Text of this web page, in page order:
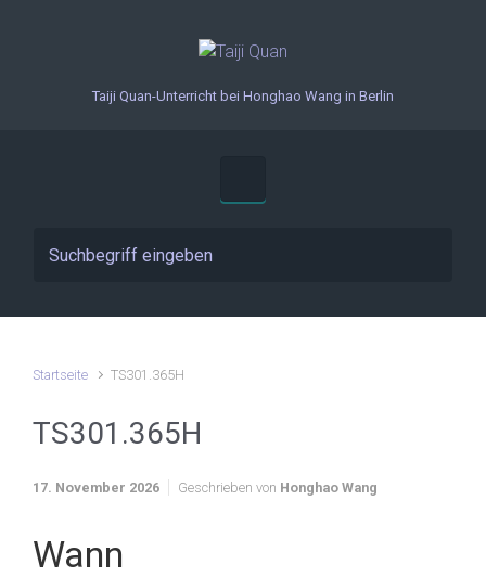
Taiji Quan-Unterricht bei Honghao Wang in Berlin
Startseite TS301.365H
TS301.365H
17. November 2026 Geschrieben von Honghao Wang
Wann